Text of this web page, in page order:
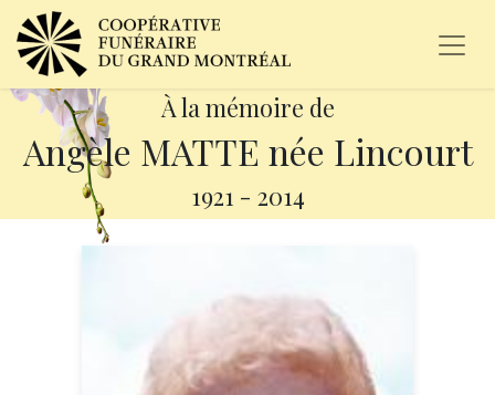
À la mémoire de
Angèle MATTE née Lincourt
1921 - 2014